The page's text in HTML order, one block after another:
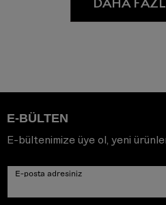
E-BÜLTEN
E-bültenimize üye ol, yeni
E-posta adresiniz